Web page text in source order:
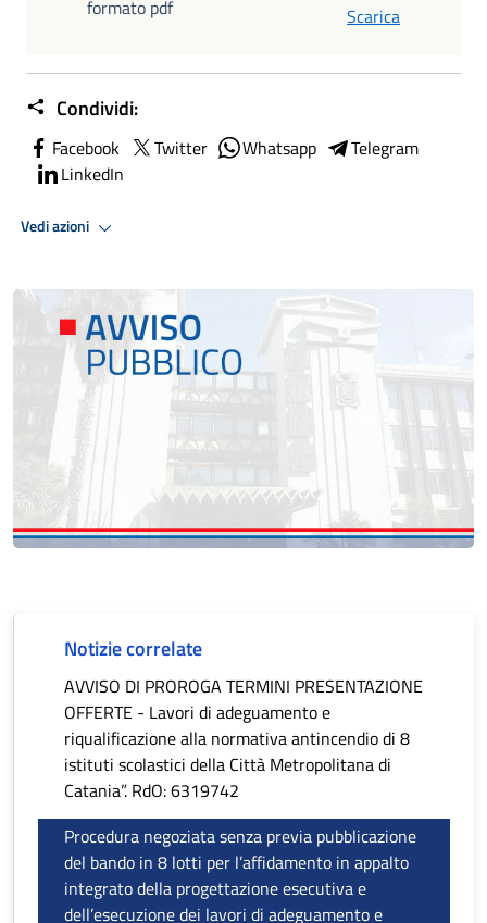
formato pdf
Scarica
Condividi:
Facebook Twitter Whatsapp
Telegram
LinkedIn
Vedi azioni
Notizie correlate
AVVISO DI PROROGA TERMINI PRESENTAZIONE
OFFERTE - Lavori di adeguamento e
riqualificazione alla normativa antincendio di 8
istituti scolastici della Città Metropolitana di
Catania”. RdO: 6319742
Procedura negoziata senza previa pubblicazione
del bando in 8 lotti per l’affidamento in appalto
integrato della progettazione esecutiva e
dell’esecuzione dei lavori di adeguamento e